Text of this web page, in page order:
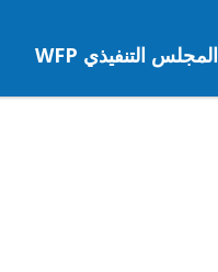
المجلس التنفيذي WFP